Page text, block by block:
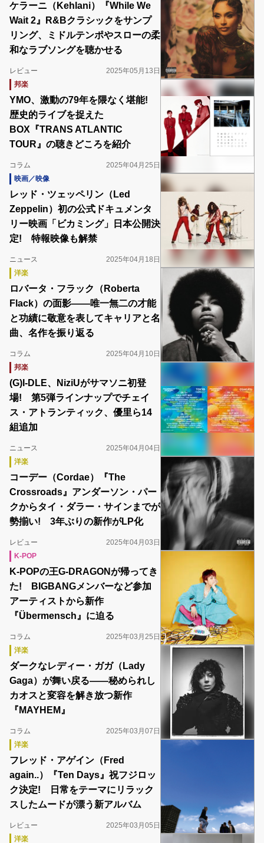
ケラーニ（Kehlani）『While We
Wait 2』R&Bクラシックをサンプ
リング、ミドルテンポやスローの柔
和なラブソングを聴かせる
レビュー
2025年05月13日
邦楽
YMO、激動の79年を隈なく堪能!
歴史的ライブを捉えた
BOX『TRANS ATLANTIC
TOUR』の聴きどころを紹介
コラム
2025年04月25日
映画／映像
レッド・ツェッペリン（Led
Zeppelin）初の公式ドキュメンタ
リー映画「ビカミング」日本公開決
定! 特報映像も解禁
ニュース
2025年04月18日
洋楽
ロバータ・フラック（Roberta
Flack）の面影――唯一無二の才能
と功績に敬意を表してキャリアと名
曲、名作を振り返る
コラム
2025年04月10日
邦楽
(G)I-DLE、NiziUがサマソニ初登
場! 第5弾ラインナップでチェイ
ス・アトランティック、優⾥ら14
組追加
ニュース
2025年04月04日
洋楽
コーデー（Cordae）『The
Crossroads』アンダーソン・パー
クからタイ・ダラー・サインまでが
勢揃い! 3年ぶりの新作がLP化
レビュー
2025年04月03日
K-POP
K-POPの王G-DRAGONが帰ってき
た! BIGBANGメンバーなど参加
アーティストから新作
『Übermensch』に迫る
コラム
2025年03月25日
洋楽
ダークなレディー・ガガ（Lady
Gaga）が舞い戻る――秘められし
カオスと変容を解き放つ新作
『MAYHEM』
コラム
2025年03月07日
洋楽
フレッド・アゲイン（Fred
again..）『Ten Days』祝フジロッ
ク決定! 日常をテーマにリラック
スしたムードが漂う新アルバム
レビュー
2025年03月05日
洋楽